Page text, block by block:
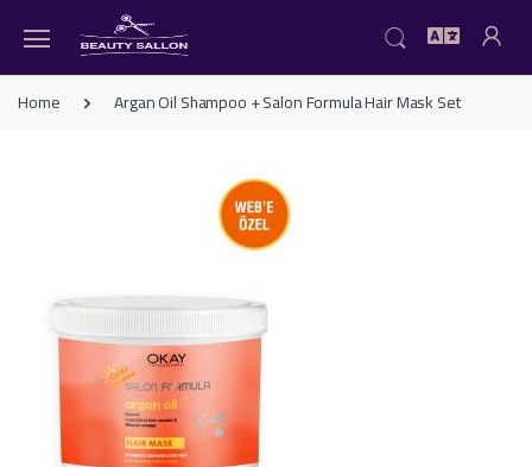
Home Argan Oil Shampoo + Salon Formula Hair Mask Set